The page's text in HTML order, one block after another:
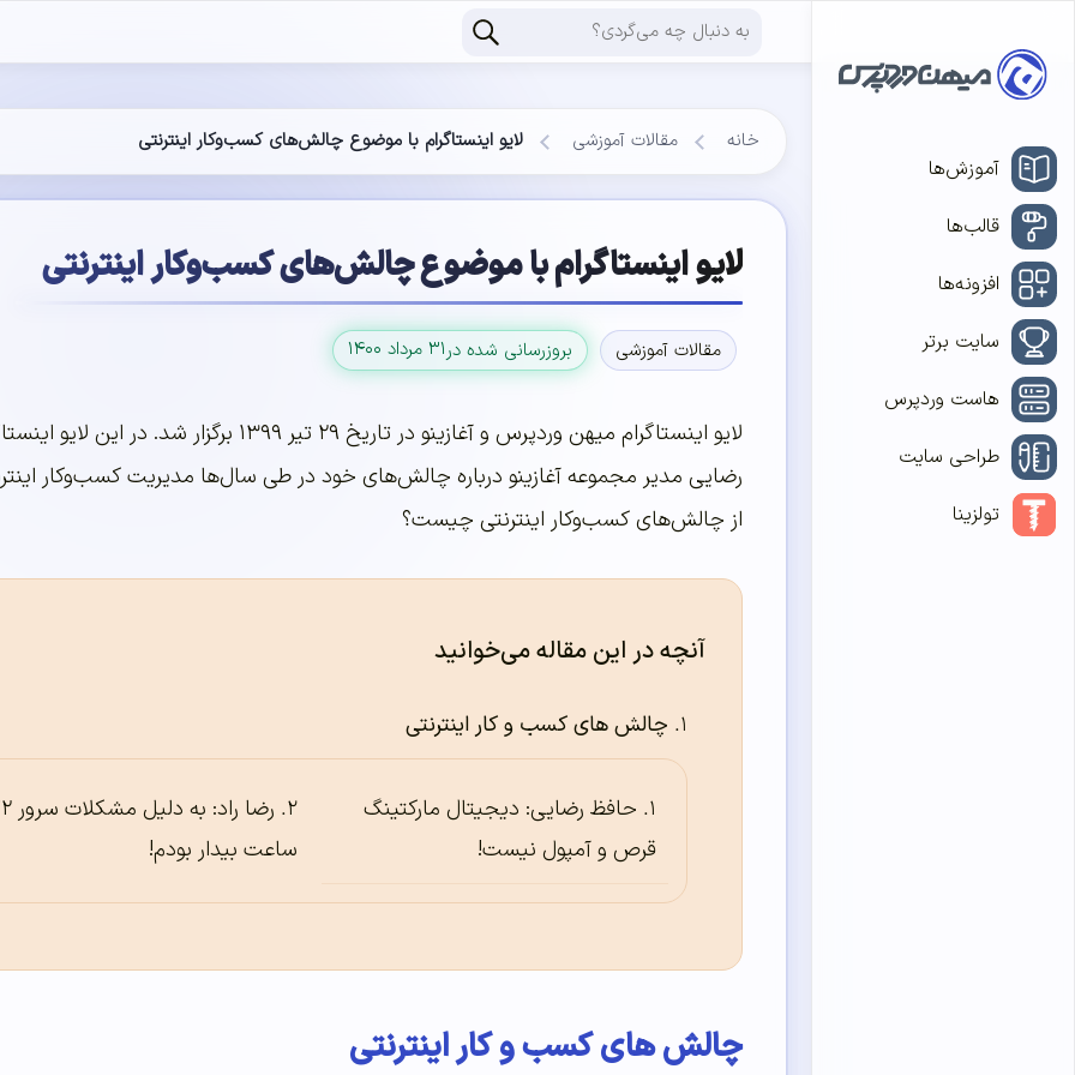
آموزش‌ها
قالب‌ها
افزونه‌ها
سایت برتر
هاست وردپرس
طراحی سایت
تولزینا
خانه مقالات آموزشی لایو اینستاگرام با موضوع چالش‌های کسب‌و‌کار اینترنتی
لایو اینستاگرام با موضوع چالش‌های کسب‌و‌کار اینترنتی
مقالات آموزشی بروزرسانی شده در۳۱ مرداد ۱۴۰۰
لایو اینستاگرام میهن وردپرس و آغازینو در
رضایی مدیر مجموعه آغازینو درباره چالش‌های خود در طی سال‌ها مدیریت کسب‌و‌کار
از چالش‌های کسب‌و‌کار اینترنتی چیست؟
آنچه در این مقاله می‌خوانید
چالش های کسب و کار اینترنتی
حافظ رضایی: دیجیتال مارکتینگ
قرص و آمپول نیست!
رضا راد:
ساعت بیدار بودم!
چالش های کسب و کار اینترنتی